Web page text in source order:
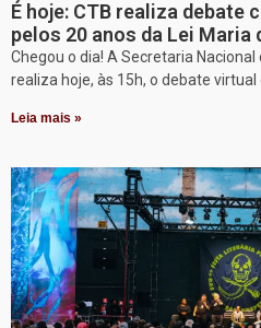
É hoje: CTB realiza debate
pelos 20 anos da Lei Maria
Chegou o dia! A Secretaria
realiza hoje, às 15h, o debate
Leia mais »